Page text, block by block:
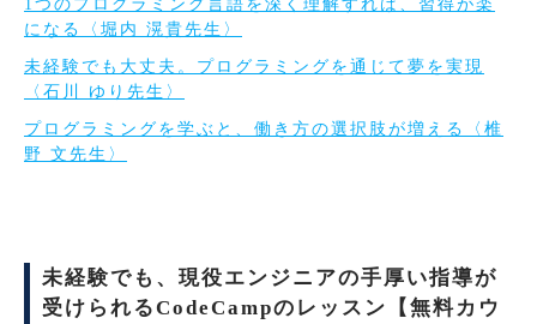
1つのプログラミング言語を深く理解すれば、習得が楽
になる〈堀内 滉貴先生〉
未経験でも大丈夫。プログラミングを通じて夢を実現
〈石川 ゆり先生〉
プログラミングを学ぶと、働き方の選択肢が増える〈椎
野 文先生〉
未経験でも、現役エンジニアの手厚い指導が
受けられるCodeCampのレッスン【無料カウ